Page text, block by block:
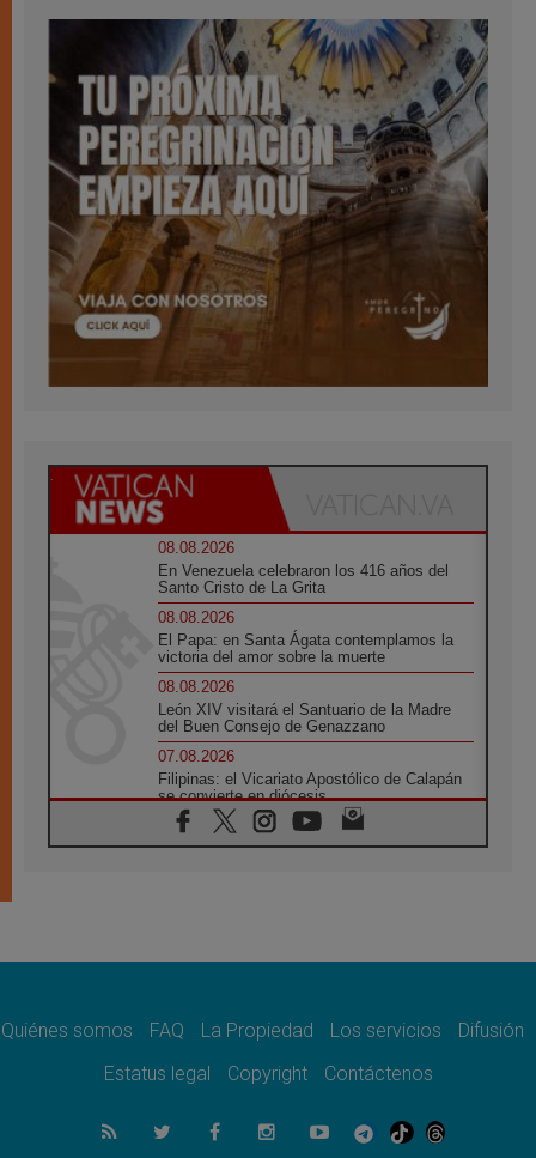
08.08.2026
En Venezuela celebraron los 416 años del
Santo Cristo de La Grita
08.08.2026
El Papa: en Santa Ágata contemplamos la
victoria del amor sobre la muerte
08.08.2026
León XIV visitará el Santuario de la Madre
del Buen Consejo de Genazzano
07.08.2026
Filipinas: el Vicariato Apostólico de Calapán
se convierte en diócesis
07.08.2026
Honduras: Los desplazados invisibles de una
07.08.2026
07.08.2026
revelación de Dios lo transfigura
Presentada la Trienal de Arte de las
Universidades Católicas: «Exercises in
Quiénes somos FAQ La Propiedad Los servicios
Difusión
Estatus legal
Copyright Contáctenos